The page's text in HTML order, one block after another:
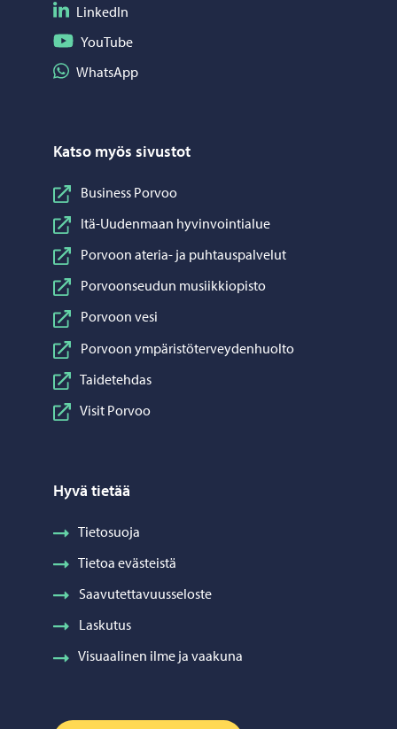
Seuraa LinkedIn
LinkedIn
Seuraa YouTube
YouTube
Jaa WhatsApp
WhatsApp
Katso myös sivustot
Business Porvoo
Itä-Uudenmaan hyvinvointialue
Porvoon ateria- ja puhtauspalvelut
Porvoonseudun musiikkiopisto
Porvoon vesi
Porvoon ympäristöterveydenhuolto
Taidetehdas
Visit Porvoo
Hyvä tietää
Tietosuoja
Tietoa evästeistä
Saavutettavuusseloste
Laskutus
Visuaalinen ilme ja vaakuna